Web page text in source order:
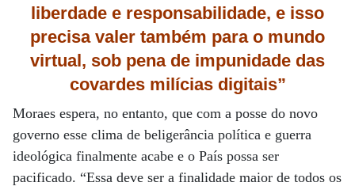
liberdade e responsabilidade, e isso
precisa valer também para o mundo
virtual, sob pena de impunidade das
covardes milícias digitais”
Moraes espera, no entanto, que com a posse do novo
governo esse clima de beligerância política e guerra
ideológica finalmente acabe e o País possa ser
pacificado. “Essa deve ser a finalidade maior de todos os